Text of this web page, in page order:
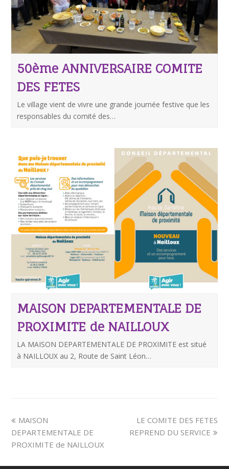
50ème ANNIVERSAIRE COMITE
DES FETES
Le village vient de vivre une grande journée festive que les
responsables du comité des…
MAISON DEPARTEMENTALE DE
PROXIMITE de NAILLOUX
LA MAISON DEPARTEMENTALE DE PROXIMITE est situé
à NAILLOUX au 2, Route de Saint Léon…
MAISON
DEPARTEMENTALE DE
PROXIMITE de NAILLOUX
LE COMITE DES FETES
REPREND DU SERVICE